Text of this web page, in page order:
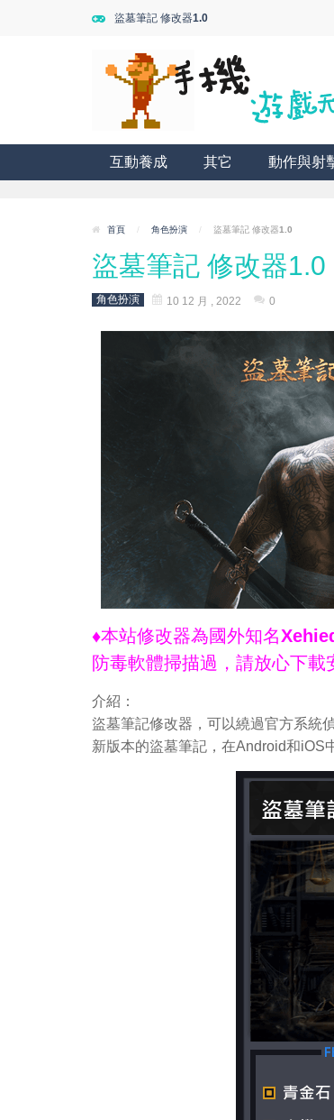
盜墓筆記 修改器1.0
互動養成 其它 動作與射
首頁 / 角色扮演 / 盜墓筆記 修改器1.0
盜墓筆記 修改器1.0
角色扮演 10 12 月 , 2022 0
♦本站修改器為國外知名
防毒軟體掃描過，請放心下載
介紹：
盜墓筆記修改器，可以繞過官方系統
新版本的盜墓筆記，在Android和iOS